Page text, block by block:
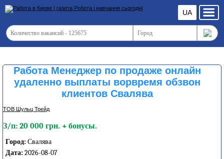
UA
Работа Менеджер по продаже онлайн
удаленно выплаты ворвремя обзвон
клиентов Свалява
ТОВ Шульц Трейд
З/п: 20 000 грн. + бонусы.
Город: Свалява
Дата: 2026-08-07